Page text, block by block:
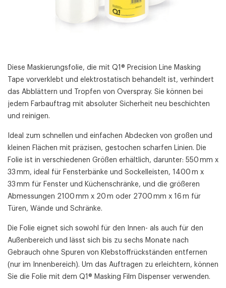
Diese Maskierungsfolie, die mit Q1® Precision Line Masking
Tape vorverklebt und elektrostatisch behandelt ist, verhindert
das Abblättern und Tropfen von Overspray. Sie können bei
jedem Farbauftrag mit absoluter Sicherheit neu beschichten
und reinigen.
Ideal zum schnellen und einfachen Abdecken von großen und
kleinen Flächen mit präzisen, gestochen scharfen Linien. Die
Folie ist in verschiedenen Größen erhältlich, darunter: 550 mm x
33 mm, ideal für Fensterbänke und Sockelleisten, 1400 m x
33 mm für Fenster und Küchenschränke, und die größeren
Abmessungen 2100 mm x 20 m oder 2700 mm x 16 m für
Türen, Wände und Schränke.
Die Folie eignet sich sowohl für den Innen- als auch für den
Außenbereich und lässt sich bis zu sechs Monate nach
Gebrauch ohne Spuren von Klebstoffrückständen entfernen
(nur im Innenbereich). Um das Auftragen zu erleichtern, können
Sie die Folie mit dem Q1® Masking Film Dispenser verwenden.